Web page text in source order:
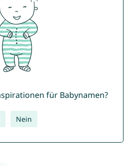
für Babynamen?
Nein